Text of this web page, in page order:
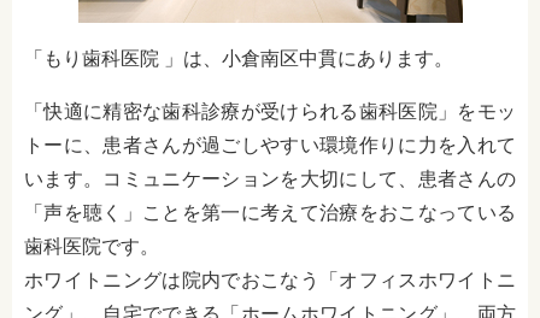
「もり歯科医院 」は、小倉南区中貫にあります。
「快適に精密な歯科診療が受けられる歯科医院」をモッ
トーに、患者さんが過ごしやすい環境作りに力を入れて
います。コミュニケーションを大切にして、患者さんの
「声を聴く」ことを第一に考えて治療をおこなっている
歯科医院です。
ホワイトニングは院内でおこなう「オフィスホワイトニ